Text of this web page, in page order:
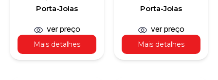
Porta-Joias
Mais detalhes
ver preço
Porta-Joias
Mais detalhes
ver preço